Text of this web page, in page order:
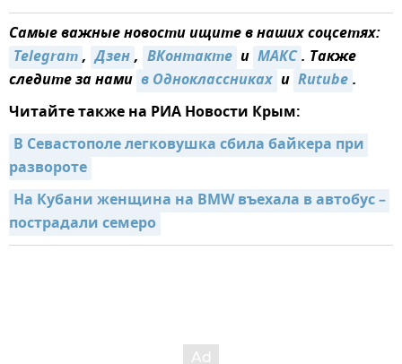
Самые важные новости ищите в наших соцсетях:
Telegram, Дзен, ВКонтакте и МАКС. Также
следите за нами в Одноклассниках и Rutube.
Читайте также на РИА Новости Крым:
В Севастополе легковушка сбила байкера при
развороте
На Кубани женщина на BMW въехала в автобус –
пострадали семеро